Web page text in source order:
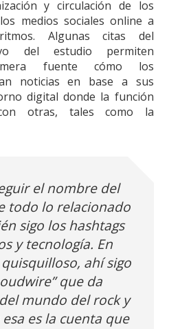
y circulación de los
medios sociales online a
Algunas citas del
del estudio permiten
fuente cómo los
noticias en base a sus
digital donde la función
otras, tales como la
el nombre del
todo lo relacionado
sigo los hashtags
y tecnología. En
ahí sigo
que da
mundo del rock y
es la cuenta que